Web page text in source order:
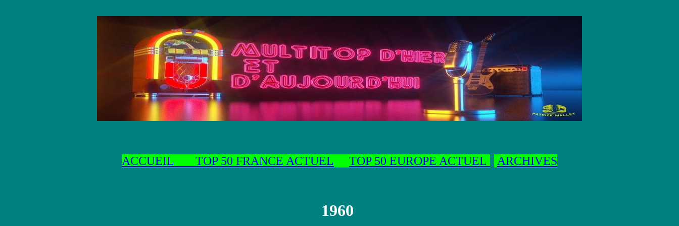
ACCUEIL TOP 50 FRANCE ACTUEL TOP 50 EUROPE ACTUEL ARCHIVES
1960